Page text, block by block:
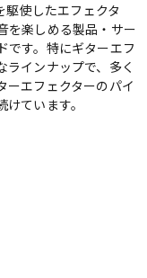
アコギ/エレアコ
ウクレレ
駆使したエフェクタ
を楽しめる製品・サー
です。特にギターエフ
インナップで、多く
ーエフェクターのパイ
ています。